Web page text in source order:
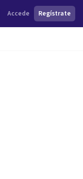
Accede Regístrate